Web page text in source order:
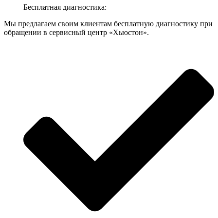
Бесплатная диагностика:
Мы предлагаем своим клиентам бесплатную диагностику при
обращении в сервисный центр «Хьюстон».